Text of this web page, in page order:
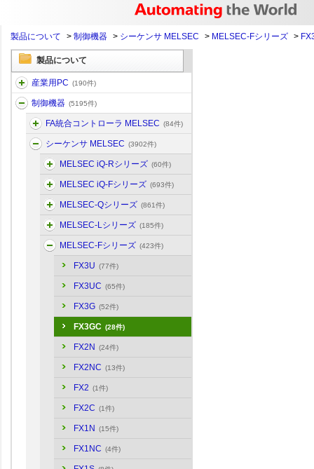
製品について > 制御機器 > シーケンサ MELSEC > MELSEC-Fシリーズ >
製品について
産業用PC (190件)
制御機器 (5195件)
FA統合コントローラ MELSEC (84件)
シーケンサ MELSEC (3902件)
MELSEC iQ-Rシリーズ (60件)
MELSEC iQ-Fシリーズ (693件)
MELSEC-Qシリーズ (861件)
MELSEC-Lシリーズ (185件)
MELSEC-Fシリーズ (423件)
FX3U (77件)
FX3UC (65件)
FX3G (52件)
FX3GC (28件)
FX2N (24件)
FX2NC (13件)
FX2 (1件)
FX2C (1件)
FX1N (15件)
FX1NC (4件)